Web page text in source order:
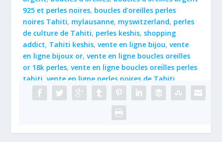
et
perles
noires
de
Tahiti
Keshi
10x11
925 et perles noires, boucles d'oreilles perles
noires Tahiti, mylausanne, myswitzerland, perles
de culture de Tahiti, perles keshis, shopping
addict, Tahiti keshis,vente en ligne bijou,vente
en ligne bijoux or,vente en ligne boucles oreilles
or 18k perles,vente en ligne boucles oreilles perles
tahiti ,vente en ligne perles noires de Tahiti